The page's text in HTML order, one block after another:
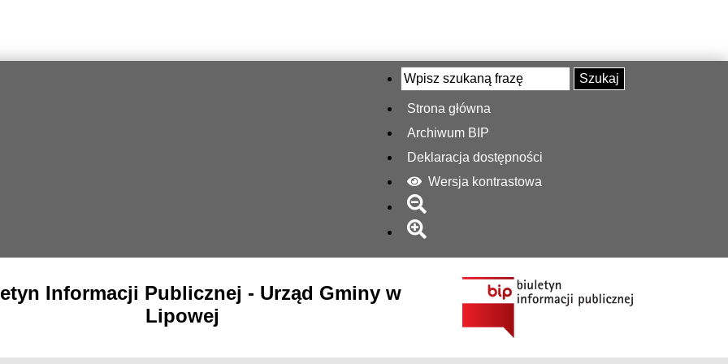
Szukaj
Strona główna
Archiwum BIP
Deklaracja dostępności
Wersja kontrastowa
Informacji Publicznej - Urząd Gminy w
Lipowej